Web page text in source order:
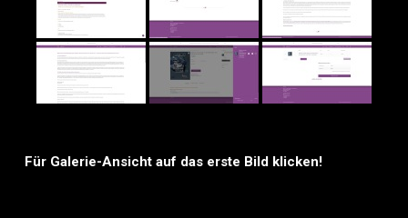
Für Galerie-Ansicht auf das erste Bild klicken!